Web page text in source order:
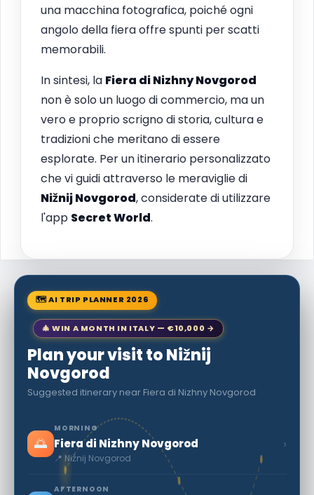
una macchina fotografica, poiché ogni
angolo della fiera offre spunti per scatti
memorabili.
In sintesi, la Fiera di Nizhny Novgorod
non è solo un luogo di commercio, ma un
vero e proprio scrigno di storia, cultura e
tradizioni che meritano di essere
esplorate. Per un itinerario personalizzato
che vi guidi attraverso le meraviglie di
Nižnij Novgorod, considerate di utilizzare
l'app Secret World.
🗺 AI TRIP PLANNER 2026
🎄 WIN A MONTH IN ITALY — €10,000 →
Plan your visit to Nižnij
Novgorod
Suggested itinerary near Fiera di Nizhny Novgorod
🌅
MORNING
Fiera di Nizhny Novgorod
📍 Nižnij Novgorod
›
AFTERNOON